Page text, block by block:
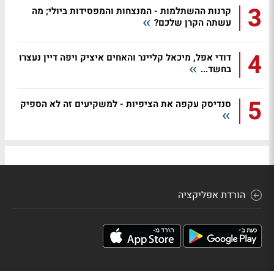
3
קרנות ההשתלמות - המנצחות והמפסידות ביולי; מה
עשתה הקרן שלכם?
4
דודי אפל, מיכאל קליינר והאחים איציק ויפה דיין נעצרו
בחשד...
5 סנדיסק עקפה את הציפיות - למשקיעים זה לא הספיק
הורדת אפליקציה